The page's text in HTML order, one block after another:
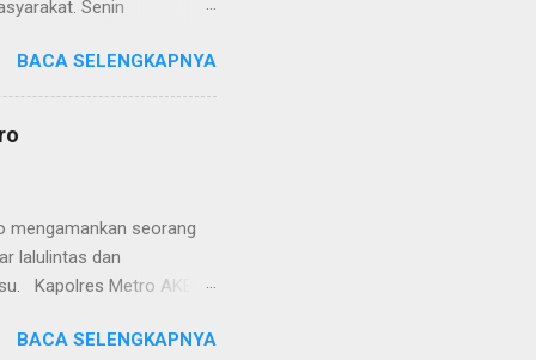
Senin
Kapolres Metro AKBP
memberikan
baik informasi
ketika telah
BACA SELENGKAPNYA
mengamankan seorang
lalulintas dan
Kapolres Metro AKBP
Taqwa, Jalan AH
BACA SELENGKAPNYA